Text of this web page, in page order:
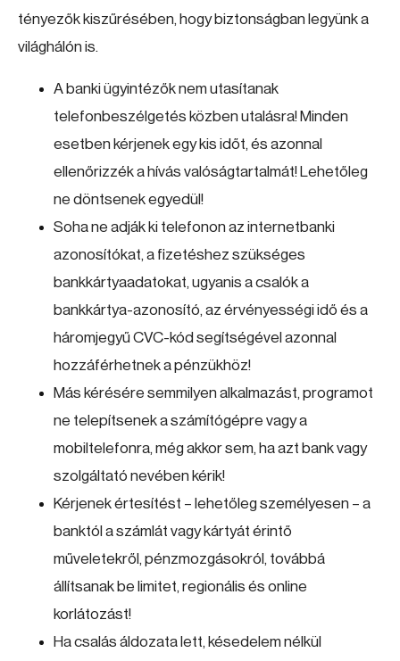
tényezők kiszűrésében, hogy biztonságban legyünk a
világhálón is.
A banki ügyintézők nem utasítanak
telefonbeszélgetés közben utalásra! Minden
esetben kérjenek egy kis időt, és azonnal
ellenőrizzék a hívás valóságtartalmát! Lehetőleg
ne döntsenek egyedül!
Soha ne adják ki telefonon az internetbanki
azonosítókat, a fizetéshez szükséges
bankkártyaadatokat, ugyanis a csalók a
bankkártya-azonosító, az érvényességi idő és a
háromjegyű CVC-kód segítségével azonnal
hozzáférhetnek a pénzükhöz!
Más kérésére semmilyen alkalmazást, programot
ne telepítsenek a számítógépre vagy a
mobiltelefonra, még akkor sem, ha azt bank vagy
szolgáltató nevében kérik!
Kérjenek értesítést – lehetőleg személyesen – a
banktól a számlát vagy kártyát érintő
műveletekről, pénzmozgásokról, továbbá
állítsanak be limitet, regionális és online
korlátozást!
Ha csalás áldozata lett, késedelem nélkül